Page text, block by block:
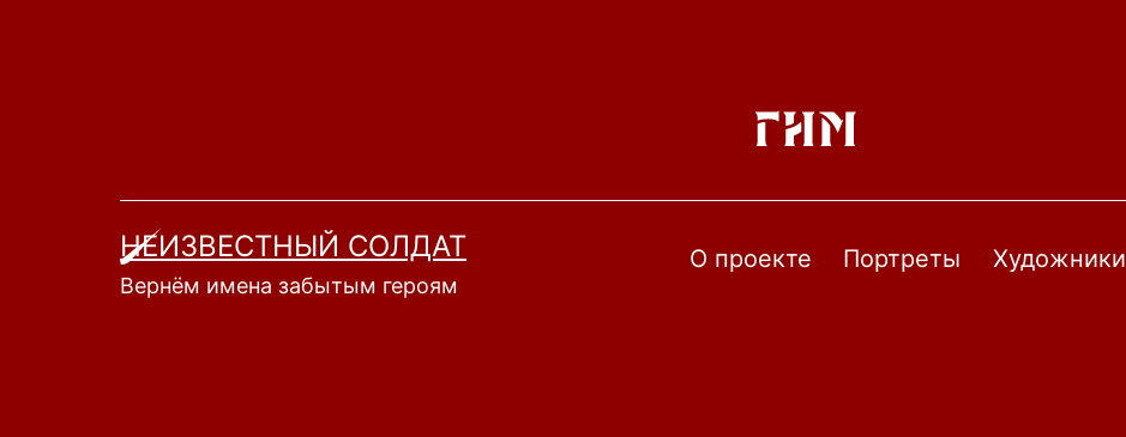
НЕИЗВЕСТНЫЙ СОЛДАТ
Вернём имена забытым героям
О проекте Портреты Художники